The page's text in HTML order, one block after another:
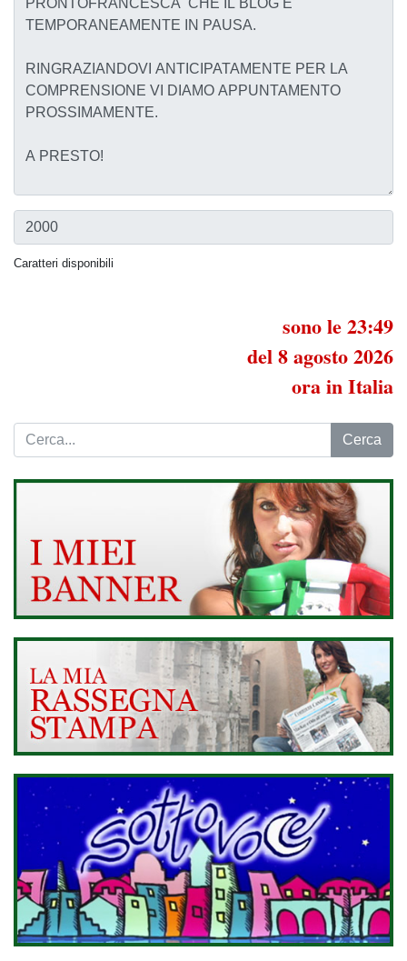
Caratteri disponibili
sono le 23:49
del 8 agosto 2026
ora in Italia